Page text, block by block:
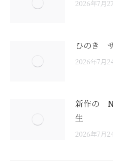
2026年7月
ひのき
2026年7月
新作の
生
2026年7月